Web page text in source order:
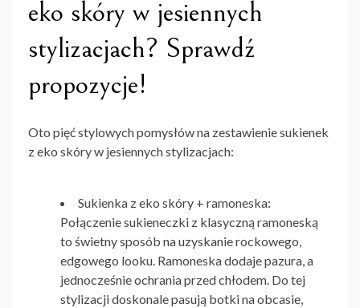
eko skóry w jesiennych
stylizacjach? Sprawdź
propozycje!
Oto pięć stylowych pomysłów na zestawienie sukienek
z eko skóry w jesiennych stylizacjach:
Sukienka z eko skóry + ramoneska:
Połączenie sukieneczki z klasyczną ramoneską
to świetny sposób na uzyskanie rockowego,
edgowego looku. Ramoneska dodaje pazura, a
jednocześnie ochrania przed chłodem. Do tej
stylizacji doskonale pasują botki na obcasie,